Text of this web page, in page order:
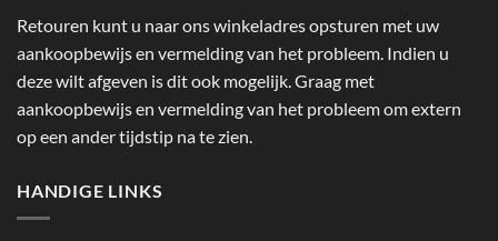
Retouren kunt u naar ons winkeladres opsturen met uw
aankoopbewijs en vermelding van het probleem. Indien u
deze wilt afgeven is dit ook mogelijk. Graag met
aankoopbewijs en vermelding van het probleem om extern
op een ander tijdstip na te zien.
HANDIGE LINKS